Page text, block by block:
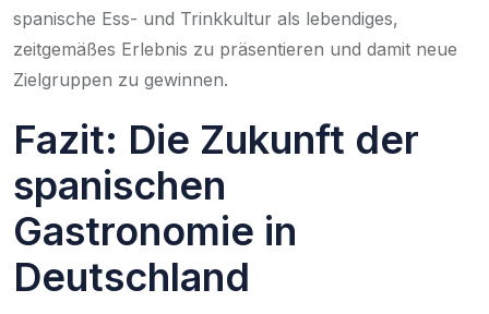
spanische Ess- und Trinkkultur als lebendiges,
zeitgemäßes Erlebnis zu präsentieren und damit neue
Zielgruppen zu gewinnen.
Fazit: Die Zukunft der
spanischen
Gastronomie in
Deutschland